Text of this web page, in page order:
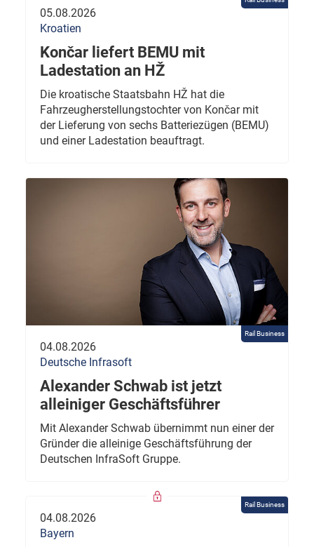
05.08.2026
Kroatien
Končar liefert BEMU mit
Ladestation an HŽ
Die kroatische Staatsbahn HŽ hat die
Fahrzeugherstellungstochter von Končar mit
der Lieferung von sechs Batteriezügen (BEMU)
und einer Ladestation beauftragt.
Rail Business
04.08.2026
Deutsche Infrasoft
Alexander Schwab ist jetzt
alleiniger Geschäftsführer
Mit Alexander Schwab übernimmt nun einer der
Gründer die alleinige Geschäftsführung der
Deutschen InfraSoft Gruppe.
Rail Business
04.08.2026
Bayern